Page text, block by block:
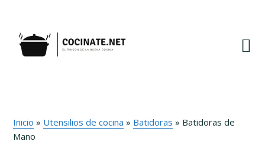
navegación
principal
contenido
principal
barra
Inicio » Utensilios de cocina » Batidoras » Batidoras de
Mano